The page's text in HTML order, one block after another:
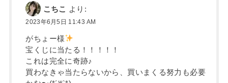
こちこ より:
2023年6月5日 11:43 AM
がちょー様
宝くじに当たる！！！！！
これは完全に奇跡♪
買わなきゃ当たらないから、買いまくる努力も必要